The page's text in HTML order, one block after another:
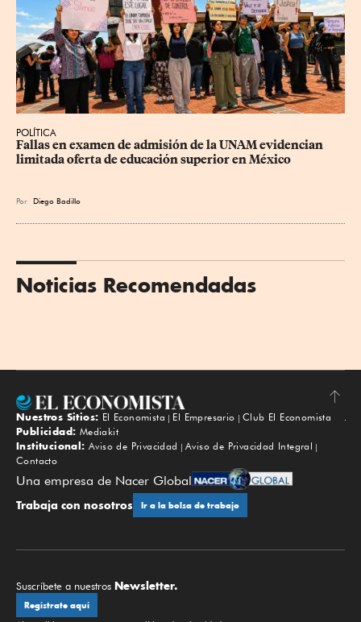
POLÍTICA
Fallas en examen de admisión de la UNAM evidencian
limitada oferta de educación superior en México
Por Diego Badillo
Noticias Recomendadas
Subir
Nuestros Sitios: El Economista El Empresario
Club El Economista
Publicidad: Mediakit
Institucional: Aviso de Privacidad
Aviso de Privacidad Integral
Contacto
Una empresa de Nacer Global
Trabaja con nosotros Ir a la bolsa de trabajo
Suscríbete a nuestros Newsletter.
Regístrate aquí